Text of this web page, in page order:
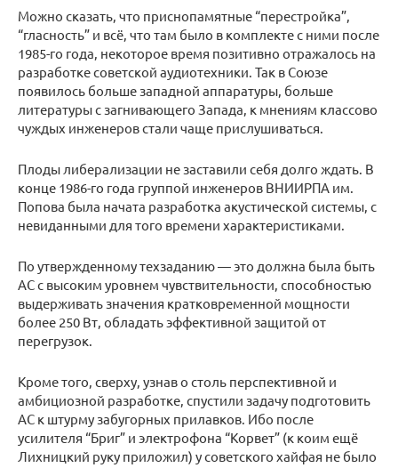
Можно сказать, что приснопамятные “перестройка”,
“гласность” и всё, что там было в комплекте с ними после
1985-го года, некоторое время позитивно отражалось на
разработке советской аудиотехники. Так в Союзе
появилось больше западной аппаратуры, больше
литературы с загнивающего Запада, к мнениям классово
чуждых инженеров стали чаще прислушиваться.
Плоды либерализации не заставили себя долго ждать. В
конце 1986-го года группой инженеров ВНИИРПА им.
Попова была начата разработка акустической системы, с
невиданными для того времени характеристиками.
По утвержденному техзаданию — это должна была быть
АС с высоким уровнем чувствительности, способностью
выдерживать значения кратковременной мощности
более 250 Вт, обладать эффективной защитой от
перегрузок.
Кроме того, сверху, узнав о столь перспективной и
амбициозной разработке, спустили задачу подготовить
АС к штурму забугорных прилавков. Ибо после
усилителя “Бриг” и электрофона “Корвет” (к коим ещё
Лихницкий руку приложил) у советского хайфая не было